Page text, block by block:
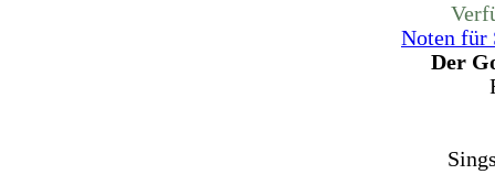
Noten für
Der